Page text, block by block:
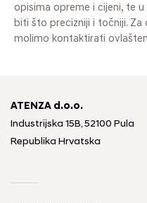
opisima opreme i cijeni, te
biti što precizniji i točniji.
molimo kontaktirati
ATENZA d.o.o.
Industrijska 15B, 52100 Pula
Republika Hrvatska